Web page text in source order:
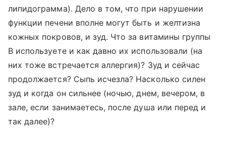
липидограмма). Дело в том, что при нарушении
функции печени вполне могут быть и желтизна
кожных покровов, и зуд. Что за витамины группы
В используете и как давно их использовали (на
них тоже встречается аллергия)? Зуд и сейчас
продолжается? Сыпь исчезла? Насколько силен
зуд и когда он сильнее (ночью, днем, вечером, в
зале, если занимаетесь, после душа или перед и
так далее)?